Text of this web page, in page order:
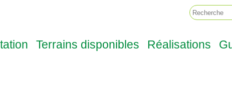
DURABLEMENT LA VILLE DE
Terrains disponibles Réalisations